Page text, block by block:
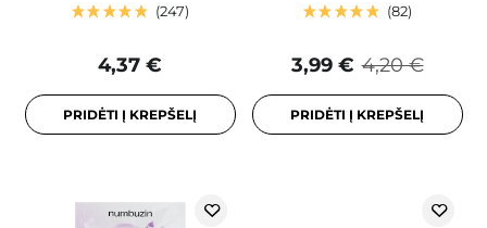
247
4,37 €
PRIDĖTI Į KREPŠELĮ
82
4,20 €
3,99 €
PRIDĖTI Į KREPŠELĮ